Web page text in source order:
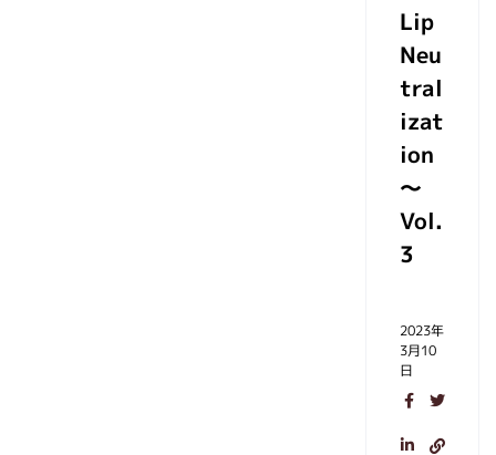
Lip
Neu
tral
izat
ion
～
Vol.
3
2023年
3月10
日